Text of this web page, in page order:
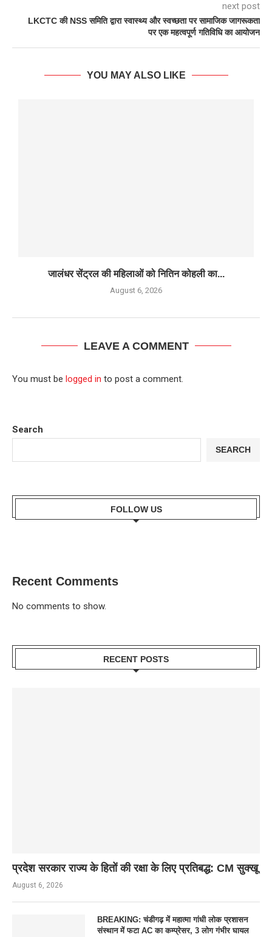
next post
LKCTC की NSS समिति द्वारा स्वास्थ्य और स्वच्छता पर सामाजिक जागरूकता
पर एक महत्वपूर्ण गतिविधि का आयोजन
YOU MAY ALSO LIKE
जालंधर सेंट्रल की महिलाओं को नितिन कोहली का...
August 6, 2026
LEAVE A COMMENT
You must be logged in to post a comment.
Search
SEARCH
FOLLOW US
Recent Comments
No comments to show.
RECENT POSTS
प्रदेश सरकार राज्य के हितों की रक्षा के लिए प्रतिबद्ध: CM सुक्खू
August 6, 2026
BREAKING: चंडीगढ़ में महात्मा गांधी लोक प्रशासन
संस्थान में फटा AC का कम्प्रेसर, 3 लोग गंभीर घायल